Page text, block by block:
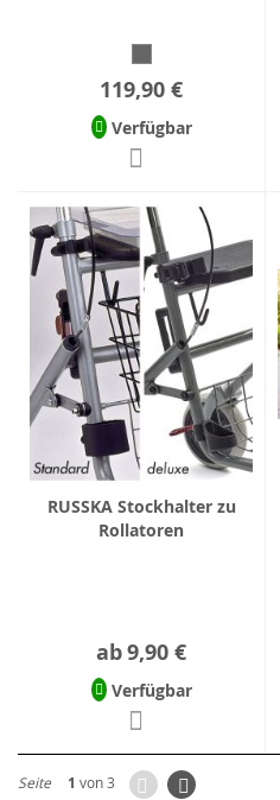
119,90 €
Verfügbar
RUSSKA Stockhalter zu
Rollatoren
ab9,90 €
Verfügbar
Seite 1 von 3 ZurückSeite
Weiter